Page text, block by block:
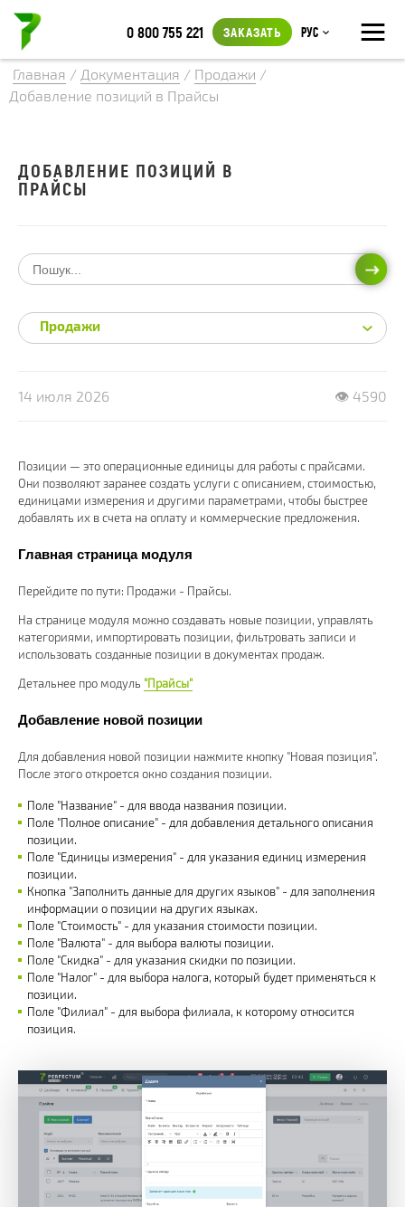
≡
0 800 755 221 ЗАКАЗАТЬ Рус
Главная / Документация / Продажи /
Добавление позиций в Прайсы
14 июля 2026 👁 4590
Позиции — это операционные единицы для работы с прайсами.
Они позволяют заранее создать услуги с описанием, стоимостью,
единицами измерения и другими параметрами, чтобы быстрее
добавлять их в счета на оплату и коммерческие предложения.
Главная страница модуля
Перейдите по пути: Продажи - Прайсы.
На странице модуля можно создавать новые позиции, управлять
категориями, импортировать позиции, фильтровать записи и
использовать созданные позиции в документах продаж.
Детальнее про модуль "Прайсы"
Добавление новой позиции
Для добавления новой позиции нажмите кнопку "Новая позиция".
После этого откроется окно создания позиции.
Поле "Название" - для ввода названия позиции.
Поле "Полное описание" - для добавления детального описания
позиции.
Поле "Единицы измерения" - для указания единиц измерения
позиции.
Кнопка "Заполнить данные для других языков" - для заполнения
информации о позиции на других языках.
Поле "Стоимость" - для указания стоимости позиции.
Поле "Валюта" - для выбора валюты позиции.
Поле "Скидка" - для указания скидки по позиции.
Поле "Налог" - для выбора налога, который будет применяться к
позиции.
Поле "Филиал" - для выбора филиала, к которому относится
позиция.
ДОБАВЛЕНИЕ ПОЗИЦИЙ В
ПРАЙСЫ
Продажи